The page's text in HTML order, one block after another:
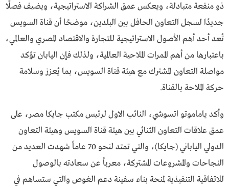
ذو منفعة متبادلة، ويعكس عمق الشراكة الاستراتيجية، ويضيف فصلًا
جديدًا لسجل التعاون الحافل بين البلدين، موضحًا أن قناة السويس
تُعد أحد أهم الأصول الاستراتيجية للتجارة والاقتصاد المصري والعالمي،
باعتبارها من أهم الممرات الملاحية العالمية، ولذلك فإن اليابان تؤكد
مواصلة التعاون المشترك مع هيئة قناة السويس، بما يُعزز وسلامة
حركة الملاحة بالقناة.
وأكد ياماموتو اتسوشي، النائب الاول لرئيس مكتب جايكا مصر، على
عمق علاقات التعاون الثنائي بين هيئة قناة السويس وهيئة التعاون
الدولي الياباني (جايكا)، والتي تمتد لنحو 70 عاماً شهدت العديد من
النجاحات والمشروعات المشتركة، معرباً عن سعادته بالوصول
للاتفاقية التنفيذية لمنحة بناء سفينة دعم الغوص والتي ستساهم في